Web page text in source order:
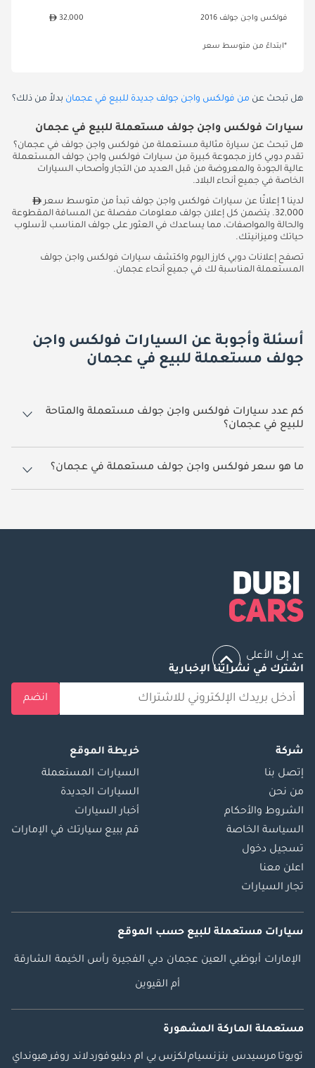
فولكس واجن جولف 2016 32,000
*ابتداءً من متوسط سعر
هل تبحث عن من فولكس واجن جولف جديدة للبيع في عجمان بدلاً من ذلك؟
سيارات فولكس واجن جولف مستعملة للبيع في عجمان
هل تبحث عن سيارة مثالية مستعملة من فولكس واجن جولف في عجمان؟
تقدم دوبي كارز مجموعة كبيرة من سيارات فولكس واجن جولف المستعملة
عالية الجودة والمعروضة من قبل العديد من التجار وأصحاب السيارات
الخاصة في جميع أنحاء البلاد.
لدينا 1 إعلانًا عن سيارات فولكس واجن جولف تبدأ من متوسط سعر
32,000. يتضمن كل إعلان جولف معلومات مفصلة عن المسافة المقطوعة
والحالة والمواصفات، مما يساعدك في العثور على جولف المناسب لأسلوب
حياتك وميزانيتك.
تصفح إعلانات دوبي كارز اليوم واكتشف سيارات فولكس واجن جولف
المستعملة المناسبة لك في جميع أنحاء عجمان.
أسئلة وأجوبة عن السيارات فولكس واجن
جولف مستعملة للبيع في عجمان
كم عدد سيارات فولكس واجن جولف مستعملة والمتاحة
للبيع في عجمان؟
1 سيارة فولكس واجن جولف مستعملة متوفرة للبيع في عجمان.
ما هو سعر فولكس واجن جولف مستعملة في عجمان؟
يبدأ سعر سيارة فولكس واجن جولف مستعملة في عجمان 32,000.
عد إلى الأعلى
اشترك في نشراتنا الإخبارية
انضم
شركة
إتصل بنا
من نحن
الشروط والأحكام
السياسة الخاصة
تسجيل دخول
اعلن معنا
تجار السيارات
خريطة الموقع
السيارات المستعملة
السيارات الجديدة
أخبار السيارات
قم ببيع سيارتك في الإمارات
سيارات مستعملة للبيع حسب الموقع
الإمارات أبوظبي العين عجمان دبي الفجيرة رأس الخيمة الشارقة
أم القيوين
مستعملة الماركة المشهورة
تويوتا مرسيدس بنزنسياملكزس بي ام دبليوفوردلاند روفرهيونداي